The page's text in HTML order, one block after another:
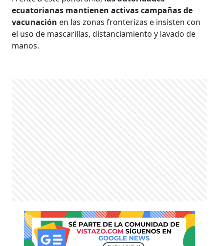
ecuatorianas mantienen activas campañas de
vacunación en las zonas fronterizas e insisten con
el uso de mascarillas, distanciamiento y lavado de
manos.